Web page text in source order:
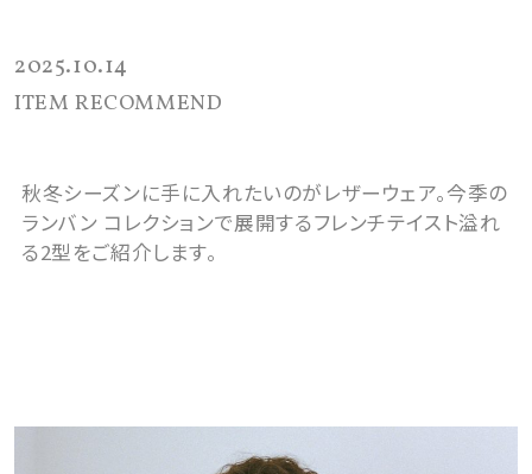
2025.10.14
ITEM RECOMMEND
秋冬シーズンに手に入れたいのがレザーウェア。今季の
ランバン コレクションで展開するフレンチテイスト溢れ
る2型をご紹介します。